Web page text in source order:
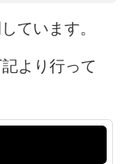
ています。
より行って